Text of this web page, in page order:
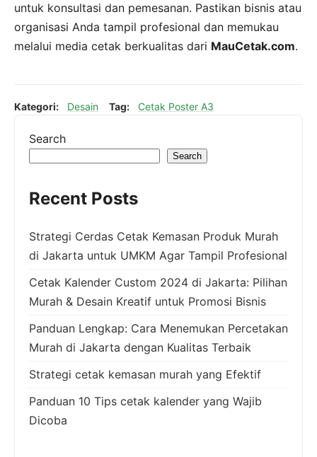
untuk konsultasi dan pemesanan. Pastikan bisnis atau
organisasi Anda tampil profesional dan memukau
melalui media cetak berkualitas dari MauCetak.com.
Kategori: Desain Tag: Cetak Poster A3
Search
Search
Recent Posts
Strategi Cerdas Cetak Kemasan Produk Murah
di Jakarta untuk UMKM Agar Tampil Profesional
Cetak Kalender Custom 2024 di Jakarta: Pilihan
Murah & Desain Kreatif untuk Promosi Bisnis
Panduan Lengkap: Cara Menemukan Percetakan
Murah di Jakarta dengan Kualitas Terbaik
Strategi cetak kemasan murah yang Efektif
Panduan 10 Tips cetak kalender yang Wajib
Dicoba